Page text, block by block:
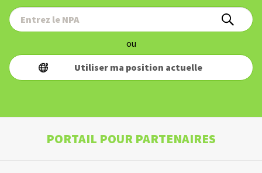
ou
Utiliser ma position actuelle
PORTAIL POUR PARTENAIRES